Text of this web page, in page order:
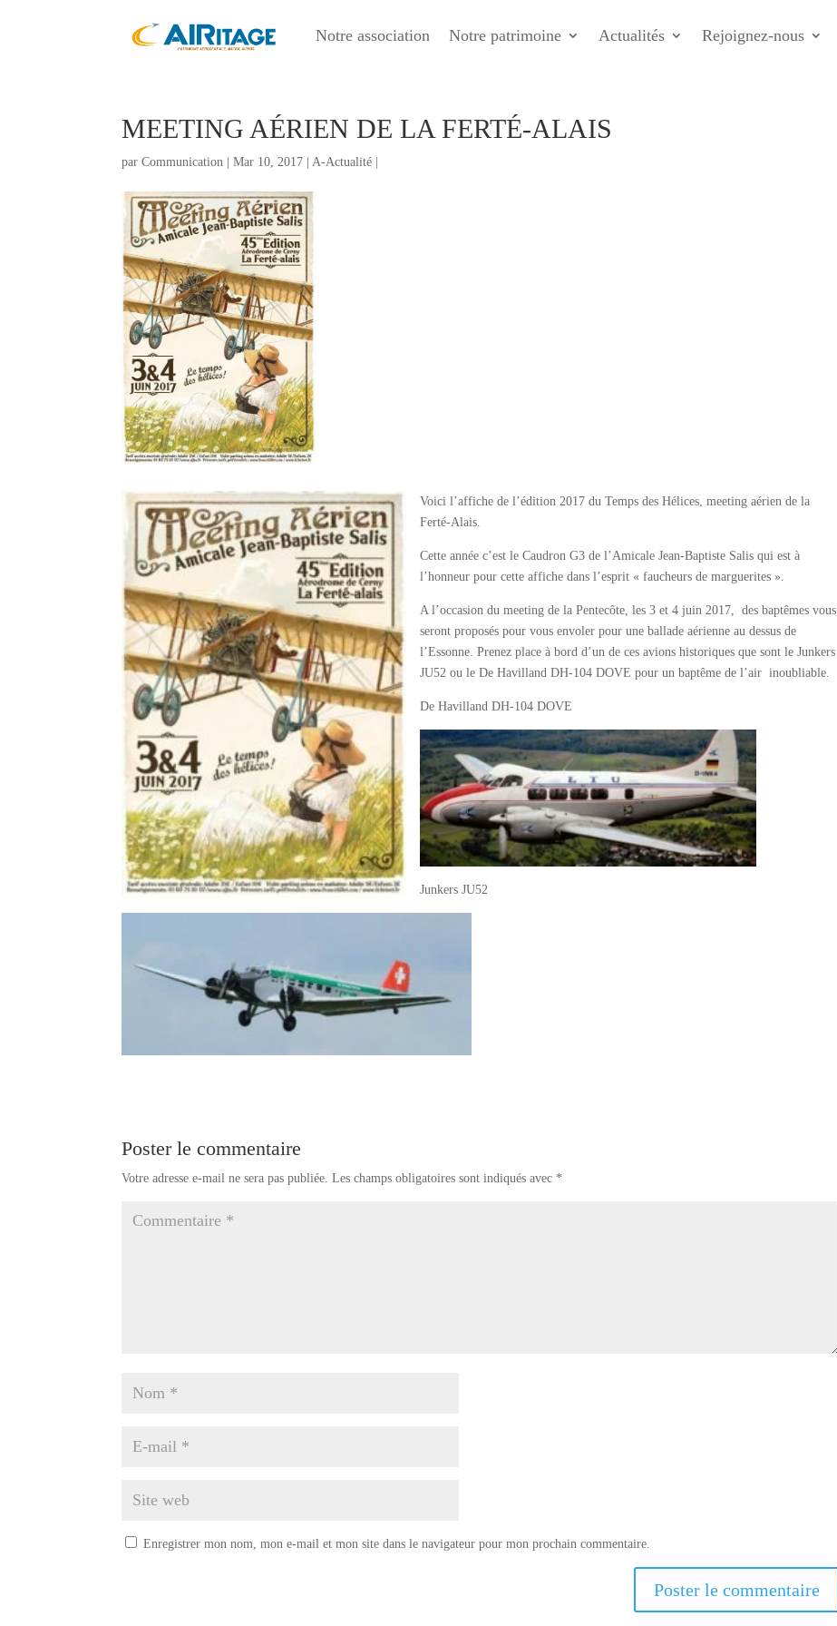
Notre association Notre patrimoine Actualités Rejoignez-nous
MEETING AÉRIEN DE LA FERTÉ-ALAIS
parCommunication |Mar 10, 2017 |A-Actualité
Voici l’affiche de l’édition 2017 du Temps des Hélices, meeting aérien de la
Ferté-Alais.
Cette année c’est le Caudron G3 de l’Amicale Jean-Baptiste Salis qui est à
l’honneur pour cette affiche dans l’esprit « faucheurs de marguerites ».
A l’occasion du meeting de la Pentecôte, les 3 et 4 juin 2017, des baptêmes vous
seront proposés pour vous envoler pour une ballade aérienne au dessus de
l’Essonne. Prenez place à bord d’un de ces avions historiques que sont le Junkers
JU52 ou le De Havilland DH-104 DOVE pour un baptême de l’air inoubliable.
De Havilland DH-104 DOVE
Junkers JU52
Poster le commentaire
Votre adresse e-mail ne sera pas publiée. Les champs obligatoires sont indiqués avec *
Enregistrer mon nom, mon e-mail et mon site dans le navigateur pour mon prochain commentaire.